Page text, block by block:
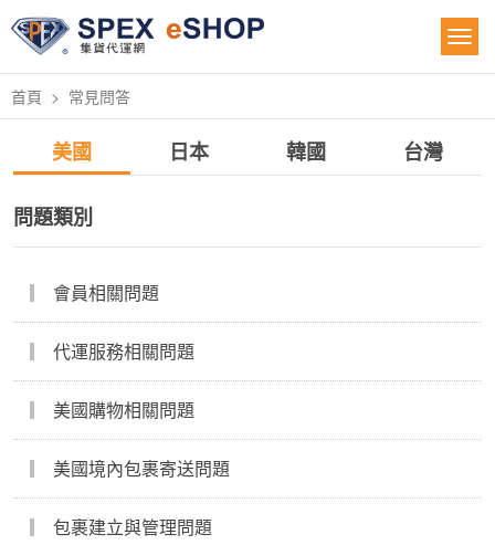
首頁 常見問答
美國 日本 韓國 台灣
問題類別
會員相關問題
代運服務相關問題
美國購物相關問題
美國境內包裹寄送問題
包裹建立與管理問題